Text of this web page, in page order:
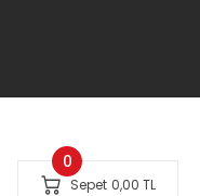
Sepet 0,00 TL
0